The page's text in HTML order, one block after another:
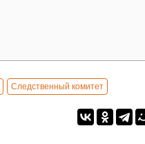
Следственный комитет